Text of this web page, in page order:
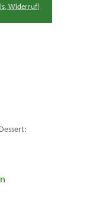
Widerruf)